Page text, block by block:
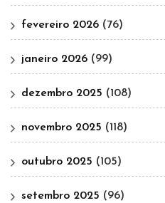
fevereiro 2026 (76)
janeiro 2026 (99)
dezembro 2025 (108)
novembro 2025 (118)
outubro 2025 (105)
setembro 2025 (96)